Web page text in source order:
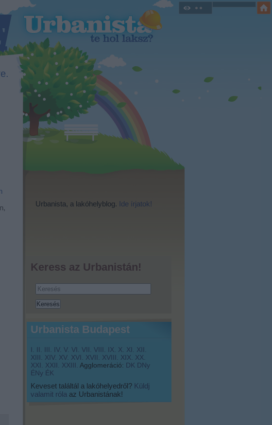
Urbanista, a lakóhelyblog. Ide írjatok!
Keress az Urbanistán!
Urbanista Budapest
I. II. III. IV. V. VI. VII. VIII. IX. X. XI.
XII.
XIII.
XIV. XV. XVI. XVII. XVIII. XIX.
XX.
XXI.
XXII. XXIII. Agglomeráció: DK DNy
ÉNy ÉK
Keveset találtál a lakóhelyedről? Küldj
valamit róla az Urbanistának!